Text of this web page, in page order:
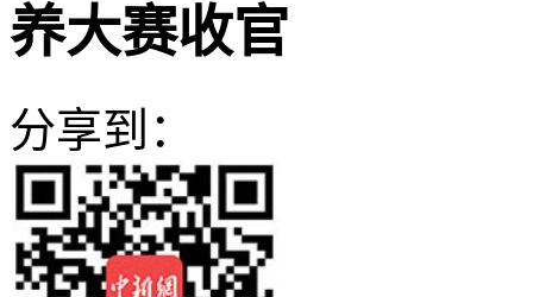
养大赛收官
分享到：